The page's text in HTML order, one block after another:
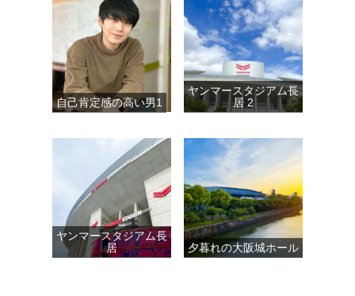
自己肯定感の高い男1
ヤンマースタジアム長
居 2
ヤンマースタジアム長
居
夕暮れの大阪城ホール